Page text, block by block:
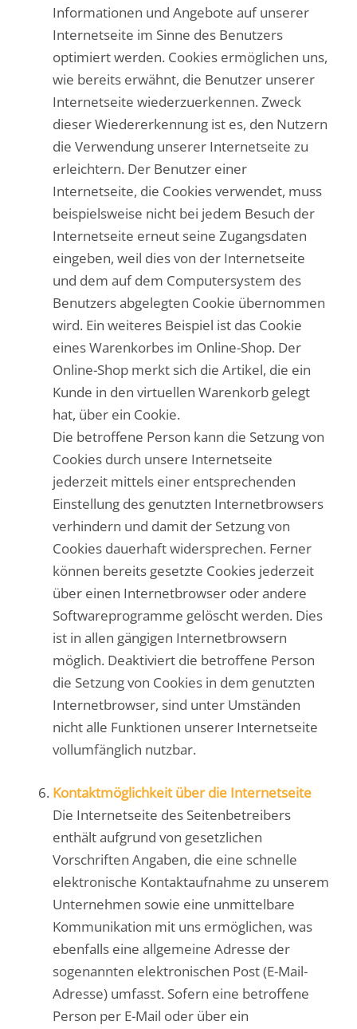
Informationen und Angebote auf unserer
Internetseite im Sinne des Benutzers
optimiert werden. Cookies ermöglichen uns,
wie bereits erwähnt, die Benutzer unserer
Internetseite wiederzuerkennen. Zweck
dieser Wiedererkennung ist es, den Nutzern
die Verwendung unserer Internetseite zu
erleichtern. Der Benutzer einer
Internetseite, die Cookies verwendet, muss
beispielsweise nicht bei jedem Besuch der
Internetseite erneut seine Zugangsdaten
eingeben, weil dies von der Internetseite
und dem auf dem Computersystem des
Benutzers abgelegten Cookie übernommen
wird. Ein weiteres Beispiel ist das Cookie
eines Warenkorbes im Online-Shop. Der
Online-Shop merkt sich die Artikel, die ein
Kunde in den virtuellen Warenkorb gelegt
hat, über ein Cookie.
Die betroffene Person kann die Setzung von
Cookies durch unsere Internetseite
jederzeit mittels einer entsprechenden
Einstellung des genutzten Internetbrowsers
verhindern und damit der Setzung von
Cookies dauerhaft widersprechen. Ferner
können bereits gesetzte Cookies jederzeit
über einen Internetbrowser oder andere
Softwareprogramme gelöscht werden. Dies
ist in allen gängigen Internetbrowsern
möglich. Deaktiviert die betroffene Person
die Setzung von Cookies in dem genutzten
Internetbrowser, sind unter Umständen
nicht alle Funktionen unserer Internetseite
vollumfänglich nutzbar.
Kontaktmöglichkeit über die Internetseite
Die Internetseite des Seitenbetreibers
enthält aufgrund von gesetzlichen
Vorschriften Angaben, die eine schnelle
elektronische Kontaktaufnahme zu unserem
Unternehmen sowie eine unmittelbare
Kommunikation mit uns ermöglichen, was
ebenfalls eine allgemeine Adresse der
sogenannten elektronischen Post (E-Mail-
Adresse) umfasst. Sofern eine betroffene
Person per E-Mail oder über ein